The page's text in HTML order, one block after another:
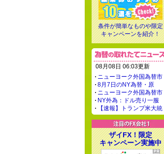
条件が簡単なものや限定
キャンペーンを紹介！
08月08日 06:03更新
ニューヨーク外国為替市
8月7日のNY為替・原
ニューヨーク外国為替市
NY外為：ドル売り一服
【速報】トランプ米大統
ザイFX！限定
キャンペーン実施中